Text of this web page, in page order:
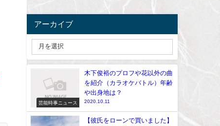
アーカイブ
芸能時事ニュース
木下俊裕のプロフや花以外の曲
を紹介（カラオケバトル）年齢
や出身地は？
2020.10.11
【彼氏をローンで買いました】